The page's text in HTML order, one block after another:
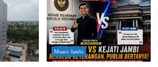
Muaro Jambi